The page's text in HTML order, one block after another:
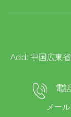
Add: 中国広東
電
メー